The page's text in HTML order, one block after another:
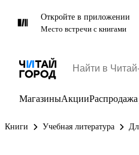
Откройте в приложении
Место встречи с книгами
МагазиныАкцииРаспродажа
Книги Учебная литература